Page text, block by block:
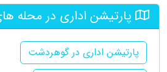
پارتیشن اداری در محله
پارتیشن اداری در گوهردشت